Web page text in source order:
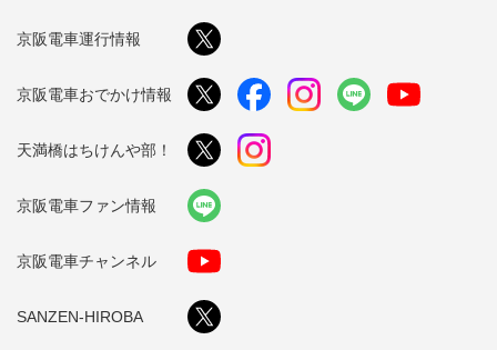
京阪電車運行情報
京阪電車おでかけ情報
天満橋はちけんや部！
京阪電車ファン情報
京阪電車チャンネル
SANZEN-HIROBA